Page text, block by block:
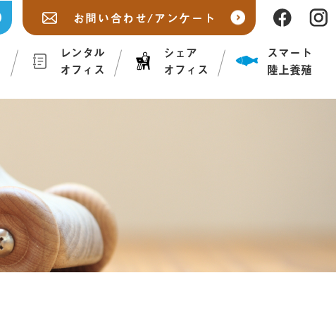
お問い合わせ/アンケート
レンタル
オフィス
シェア
オフィス
スマート
陸上養殖